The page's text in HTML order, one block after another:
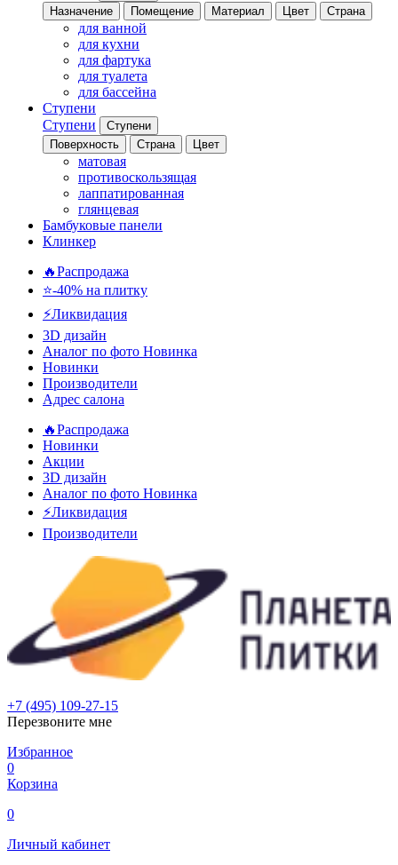
Назначение
Помещение Материал Цвет Страна
для ванной
для кухни
для фартука
для туалета
для бассейна
Ступени
Ступени
Ступени
Поверхность
Страна Цвет
матовая
противоскользящая
лаппатированная
глянцевая
Бамбуковые панели
Клинкер
🔥Распродажа
⭐-40% на плитку
⚡️Ликвидация
3D дизайн
Аналог по фото Новинка
Новинки
Производители
Адрес салона
🔥Распродажа
Новинки
Акции
3D дизайн
Аналог по фото Новинка
⚡Ликвидация
Производители
+7 (495) 109-27-15
Перезвоните мне
Избранное
0
Корзина
0
Личный кабинет